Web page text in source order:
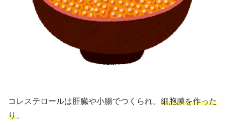
コレステロールは肝臓や小腸でつくられ、 細胞膜を作った
り